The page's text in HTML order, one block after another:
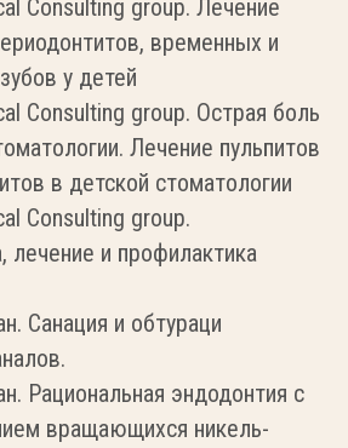
Consulting group. Лечение
временных и
у детей
Consulting group. Острая боль
Лечение пульпитов
в детской стоматологии
Consulting group.
лечение и профилактика
Санация и обтураци
Рациональная эндодонтия с
вращающихся никель-